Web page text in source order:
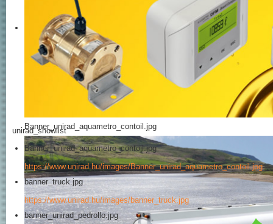
Banner_unirad_aquametro_contoil.jpg
unirad_showlist
Banner_unirad_aquametro_contoil.jpg
https://www.unirad.hu/images/Banner_unirad_aquametro_contoil.jpg
banner_truck.jpg
https://www.unirad.hu/images/banner_truck.jpg
banner_unirad_pedrollo.jpg